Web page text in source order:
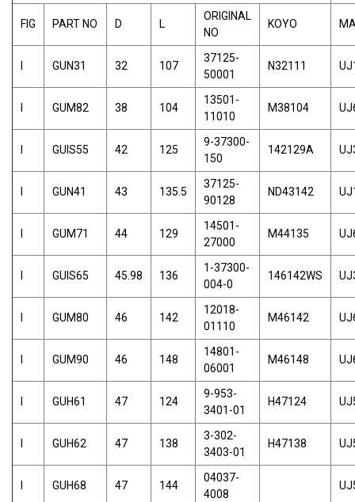
FIG PART NO D L
ORIGINAL
NO
KOYO
GUN31 32 107
37125-
50001
N32111
GUM82 38 104
13501-
11010
M38104
GUIS55 42 125
9-37300-
150
142129A
GUN41 43 135.5
37125-
90128
ND43142
GUM71 44 129
14501-
27000
M44135
GUIS65 45.98 136
1-37300-
004-0
146142WS
GUM80 46 142
12018-
01110
M46142
GUM90 46 148
14801-
06001
M46148
GUH61 47 124
9-953-
3401-01
H47124
GUH62 47 138
3-302-
3403-01
H47138
GUH68 47 144
04037-
4008